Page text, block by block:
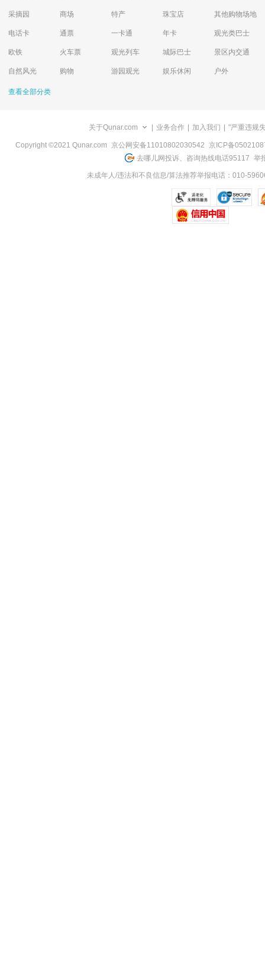
采摘园 商场 特产 珠宝店 其他购物场地
电话卡 通票 一卡通 年卡 观光类巴士
欧铁 火车票 观光列车 城际巴士 景区内交通
自然风光 购物 游园观光 娱乐休闲 户外
查看全部分类
关于Qunar.com 业务合作 加入我们 "严重违规
Copyright ©2021 Qunar.com 京公网安备11010802030542 京ICP备
去哪儿网投诉、咨询热线电话95117 举
未成年人/违法和不良信息/算法推荐举报电话：010-